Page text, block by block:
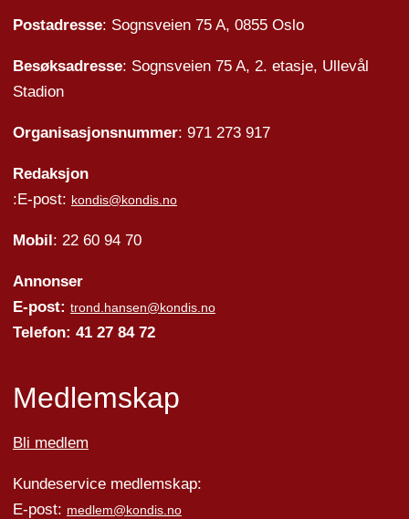
Postadresse: Sognsveien 75 A, 0855 Oslo
Besøksadresse: Sognsveien 75 A, 2. etasje, Ullevål
Stadion
Organisasjonsnummer: 971 273 917
Redaksjon
:E-post: kondis@kondis.no
Mobil: 22 60 94 70
Annonser
E-post: trond.hansen@kondis.no
Telefon: 41 27 84 72
Medlemskap
Bli medlem
Kundeservice medlemskap:
E-post: medlem@kondis.no